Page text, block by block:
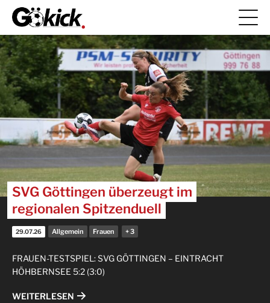
SVG Göttingen überzeugt im
regionalen Spitzenduell
29.07.26 Allgemein Frauen
FRAUEN-TESTSPIEL: SVG GÖTTINGEN – EINTRACHT
HÖHBERNSEE 5:2 (3:0)
WEITERLESEN